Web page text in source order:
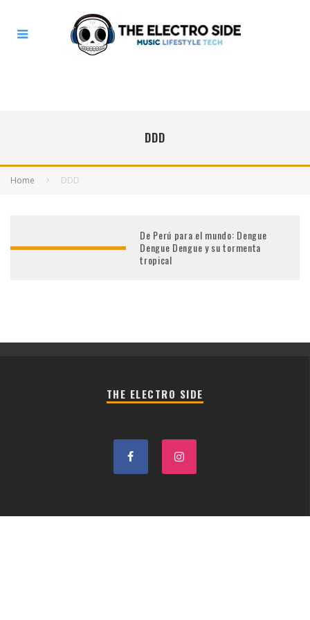
DDD
Home DDD
De Perú para el mundo: Dengue
Dengue Dengue y su tormenta
tropical
THE ELECTRO SIDE